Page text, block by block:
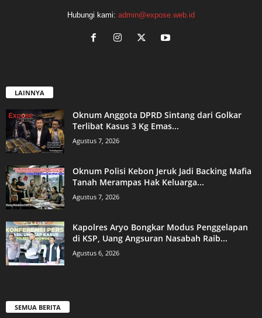
Hubungi kami: admin@expose.web.id
LAINNYA
Oknum Anggota DPRD Sintang dari Golkar
Terlibat Kasus 3 Kg Emas...
Agustus 7, 2026
Oknum Polisi Kebon Jeruk Jadi Backing Mafia
Tanah Merampas Hak Keluarga...
Agustus 7, 2026
Kapolres Aryo Bongkar Modus Penggelapan
di KSP, Uang Angsuran Nasabah Raib...
Agustus 6, 2026
SEMUA BERITA